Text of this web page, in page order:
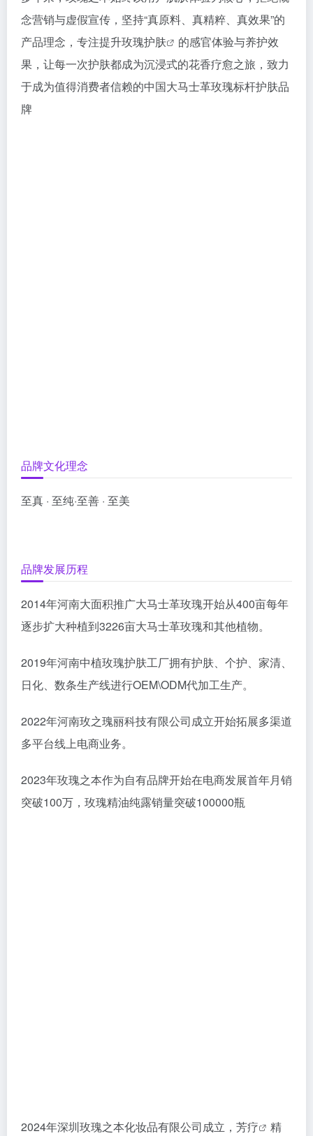
念营销与虚假宣传，坚持“真原料、真精粹、真效果”的
产品理念，专注提升玫瑰护肤
的感官体验与养护效
果，让每一次护肤都成为沉浸式的花香疗愈之旅，致力
于成为值得消费者信赖的中国大马士革玫瑰标杆护肤品
牌
品牌文化理念
至真 · 至纯·至善 · 至美
品牌发展历程
2014年河南大面积推广大马士革玫瑰开始从400亩每年
逐步扩大种植到3226亩大马士革玫瑰和其他植物。
2019年河南中植玫瑰护肤工厂拥有护肤、个护、家清、
日化、数条生产线进行OEM\ODM代加工生产。
2022年河南玫之瑰丽科技有限公司成立开始拓展多渠道
多平台线上电商业务。
2023年玫瑰之本作为自有品牌开始在电商发展首年月销
突破100万，玫瑰精油纯露销量突破100000瓶
2024年深圳玫瑰之本化妆品有限公司成立， 芳疗
精